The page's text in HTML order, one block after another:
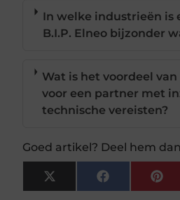
In welke industrieën is
B.I.P. Elneo bijzonder
Wat is het voordeel
voor een partner met
technische vereisten?
Goed artikel? Deel hem
X
(Twitter)
Facebook